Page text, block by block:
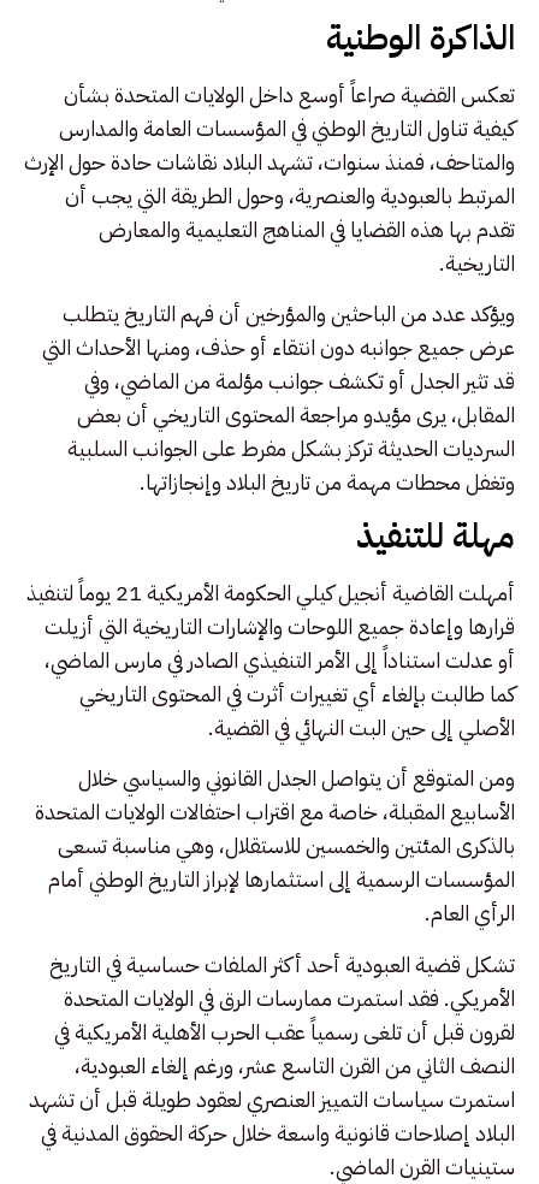
الذاكرة الوطنية
تعكس القضية صراعاً أوسع داخل الولايات المتحدة بشأن
كيفية تناول التاريخ الوطني في المؤسسات العامة والمدارس
والمتاحف، فمنذ سنوات، تشهد البلاد نقاشات حادة حول الإرث
المرتبط بالعبودية والعنصرية، وحول الطريقة التي يجب أن
تقدم بها هذه القضايا في المناهج التعليمية والمعارض
التاريخية.
ويؤكد عدد من الباحثين والمؤرخين أن فهم التاريخ يتطلب
عرض جميع جوانبه دون انتقاء أو حذف، ومنها الأحداث التي
قد تثير الجدل أو تكشف جوانب مؤلمة من الماضي، وفي
المقابل، يرى مؤيدو مراجعة المحتوى التاريخي أن بعض
السرديات الحديثة تركز بشكل مفرط على الجوانب السلبية
وتغفل محطات مهمة من تاريخ البلاد وإنجازاتها.
مهلة للتنفيذ
أمهلت القاضية أنجيل كيلي الحكومة الأمريكية 21 يوماً لتنفيذ
قرارها وإعادة جميع اللوحات والإشارات التاريخية التي أزيلت
أو عدلت استناداً إلى الأمر التنفيذي الصادر في مارس الماضي،
كما طالبت بإلغاء أي تغييرات أثرت في المحتوى التاريخي
الأصلي إلى حين البت النهائي في القضية.
ومن المتوقع أن يتواصل الجدل القانوني والسياسي خلال
الأسابيع المقبلة، خاصة مع اقتراب احتفالات الولايات المتحدة
بالذكرى المئتين والخمسين للاستقلال، وهي مناسبة تسعى
المؤسسات الرسمية إلى استثمارها لإبراز التاريخ الوطني أمام
الرأي العام.
تشكل قضية العبودية أحد أكثر الملفات حساسية في التاريخ
الأمريكي. فقد استمرت ممارسات الرق في الولايات المتحدة
لقرون قبل أن تلغى رسمياً عقب الحرب الأهلية الأمريكية في
النصف الثاني من القرن التاسع عشر، ورغم إلغاء العبودية،
استمرت سياسات التمييز العنصري لعقود طويلة قبل أن تشهد
البلاد إصلاحات قانونية واسعة خلال حركة الحقوق المدنية في
ستينيات القرن الماضي.